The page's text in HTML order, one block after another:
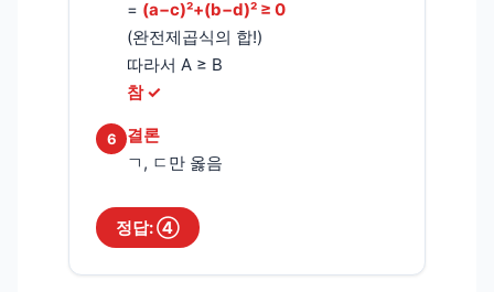
= (a−c)²+(b−d)² ≥ 0
(완전제곱식의 합!)
따라서 A ≥ B
참 ✓
6
결론
ㄱ, ㄷ만 옳음
정답: ④